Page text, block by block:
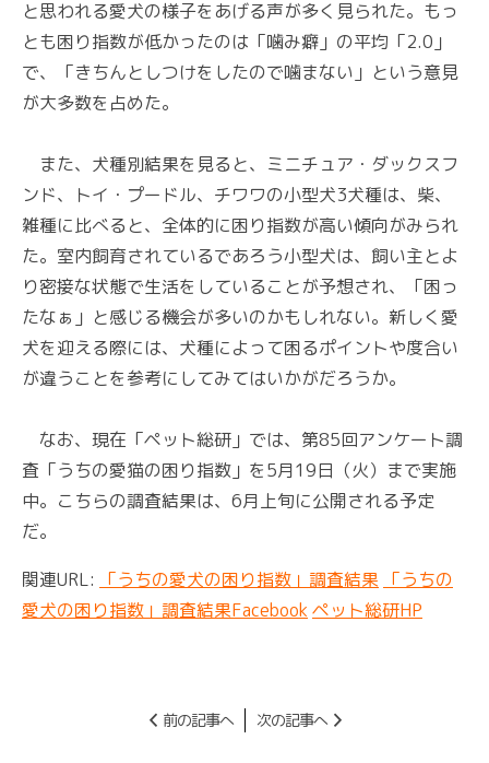
と思われる愛犬の様子をあげる声が多く見られた。もっ
とも困り指数が低かったのは「噛み癖」の平均「2.0」
で、「きちんとしつけをしたので噛まない」という意見
が大多数を占めた。
また、犬種別結果を見ると、ミニチュア・ダックスフ
ンド、トイ・プードル、チワワの小型犬3犬種は、柴、
雑種に比べると、全体的に困り指数が高い傾向がみられ
た。室内飼育されているであろう小型犬は、飼い主とよ
り密接な状態で生活をしていることが予想され、「困っ
たなぁ」と感じる機会が多いのかもしれない。新しく愛
犬を迎える際には、犬種によって困るポイントや度合い
が違うことを参考にしてみてはいかがだろうか。
なお、現在「ペット総研」では、第85回アンケート調
査「うちの愛猫の困り指数」を5月19日（火）まで実施
中。こちらの調査結果は、6月上旬に公開される予定
だ。
関連URL:
「うちの愛犬の困り指数」調査結果 「うちの
愛犬の困り指数」調査結果Facebook ペット総研HP
前の記事へ 次の記事へ